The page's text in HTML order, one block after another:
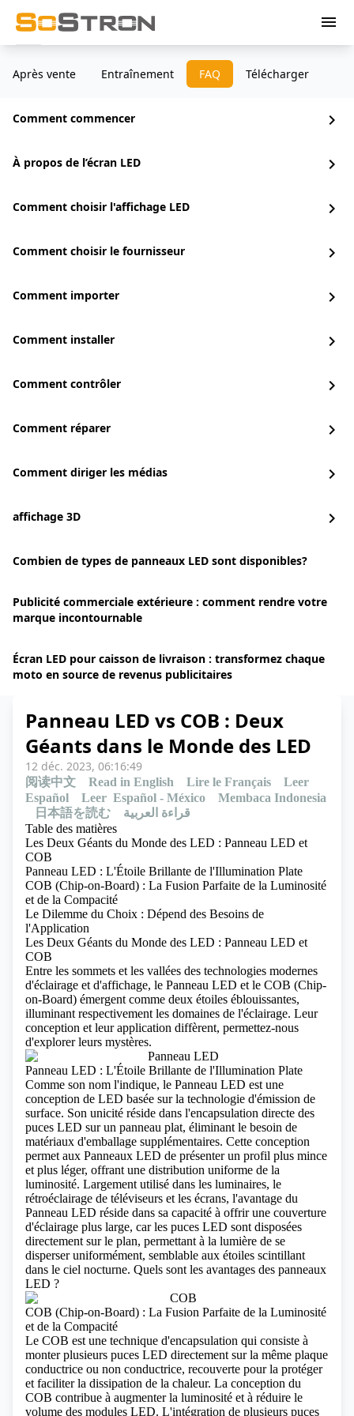
menu
Après vente Entraînement FAQ Télécharger
Comment commencer chevron_right
À propos de l’écran LED chevron_right
Comment choisir l'affichage LED chevron_right
Comment choisir le fournisseur chevron_right
Comment importer chevron_right
Comment installer chevron_right
Comment contrôler chevron_right
Comment réparer chevron_right
Comment diriger les médias chevron_right
affichage 3D chevron_right
Combien de types de panneaux LED sont disponibles?
Publicité commerciale extérieure : comment rendre votre
marque incontournable
Écran LED pour caisson de livraison : transformez chaque
moto en source de revenus publicitaires
Panneau LED vs COB : Deux
Géants dans le Monde des LED
12 déc. 2023, 06:16:49
阅读中文 Read in English Lire le Français
Leer
Español
Leer Español - México
Membaca Indonesia
日本語を読む
قراءة العربية
Table des matières
Les Deux Géants du Monde des LED : Panneau LED et
COB
Panneau LED : L'Étoile Brillante de l'Illumination Plate
COB (Chip-on-Board) : La Fusion Parfaite de la Luminosité
et de la Compacité
Le Dilemme du Choix : Dépend des Besoins de
l'Application
Les Deux Géants du Monde des LED : Panneau LED et
COB
Entre les sommets et les vallées des technologies modernes
d'éclairage et d'affichage, le Panneau LED et le COB (Chip-
on-Board) émergent comme deux étoiles éblouissantes,
illuminant respectivement les domaines de l'éclairage. Leur
conception et leur application diffèrent, permettez-nous
d'explorer leurs mystères.
Panneau LED : L'Étoile Brillante de l'Illumination Plate
Comme son nom l'indique, le Panneau LED est une
conception de LED basée sur la technologie d'émission de
surface. Son unicité réside dans l'encapsulation directe des
puces LED sur un panneau plat, éliminant le besoin de
matériaux d'emballage supplémentaires. Cette conception
permet aux Panneaux LED de présenter un profil plus mince
et plus léger, offrant une distribution uniforme de la
luminosité. Largement utilisé dans les luminaires, le
rétroéclairage de téléviseurs et les écrans, l'avantage du
Panneau LED réside dans sa capacité à offrir une couverture
d'éclairage plus large, car les puces LED sont disposées
directement sur le plan, permettant à la lumière de se
disperser uniformément, semblable aux étoiles scintillant
dans le ciel nocturne. Quels sont les avantages des panneaux
LED ?
COB (Chip-on-Board) : La Fusion Parfaite de la Luminosité
et de la Compacité
Le COB est une technique d'encapsulation qui consiste à
monter plusieurs puces LED directement sur la même plaque
conductrice ou non conductrice, recouverte pour la protéger
et faciliter la dissipation de la chaleur. La conception du
COB contribue à augmenter la luminosité et à réduire le
volume des modules LED. L'intégration de plusieurs puces